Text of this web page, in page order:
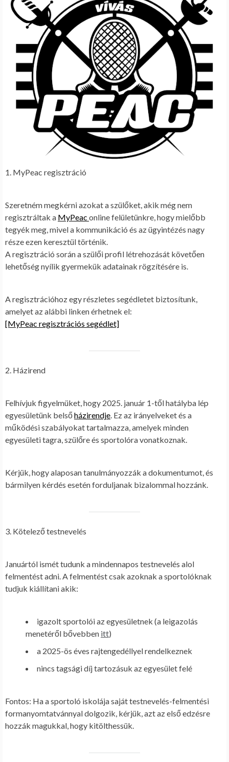
1. MyPeac regisztráció
Szeretném megkérni azokat a szülőket, akik még nem
regisztráltak a MyPeac online felületünkre, hogy mielőbb
tegyék meg, mivel a kommunikáció és az ügyintézés nagy
része ezen keresztül történik.
A regisztráció során a szülői profil létrehozását követően
lehetőség nyílik gyermekük adatainak rögzítésére is.
A regisztrációhoz egy részletes segédletet biztosítunk,
amelyet az alábbi linken érhetnek el:
[MyPeac regisztrációs segédlet]
2. Házirend
Felhívjuk figyelmüket, hogy 2025. január 1-től hatályba lép
egyesületünk belsőházirendje. Ez az irányelveket és a
működési szabályokat tartalmazza, amelyek minden
egyesületi tagra, szülőre és sportolóra vonatkoznak.
Kérjük, hogy alaposan tanulmányozzák a dokumentumot, és
bármilyen kérdés esetén forduljanak bizalommal hozzánk.
3. Kötelező testnevelés
Januártól ismét tudunk a mindennapos testnevelés alol
felmentést adni. A felmentést csak azoknak a sportolóknak
tudjuk kiállítani akik:
igazolt sportolói az egyesületnek (a leigazolás
menetéről bővebben itt)
a 2025-ös éves rajtengedéllyel rendelkeznek
nincs tagsági díj tartozásuk az egyesület felé
Fontos: Ha a sportoló iskolája saját testnevelés-felmentési
formanyomtatvánnyal dolgozik, kérjük, azt az első edzésre
hozzák magukkal, hogy kitölthessük.